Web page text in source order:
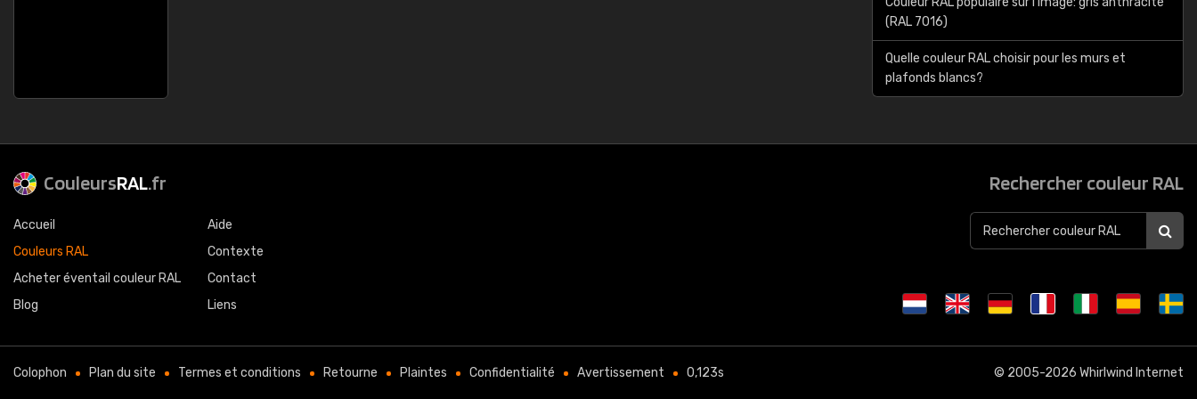
(RAL 7016)
Quelle couleur RAL choisir pour les murs et
plafonds blancs?
CouleursRAL.fr
Accueil
Couleurs RAL
Acheter éventail couleur RAL
Blog
Aide
Contexte
Contact
Liens
Rechercher couleur RAL
Colophon Plan du site Termes et conditions Retourne Plaintes Confidentialité Avertissement 0,123s © 2005-2026 Whirlwind Internet